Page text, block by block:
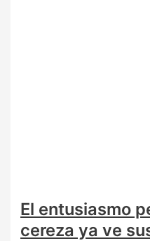
El entusiasmo
cereza ya ve